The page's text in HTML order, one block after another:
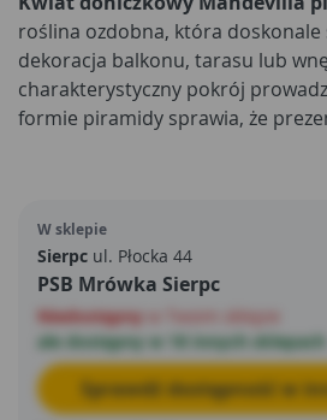
roślina ozdobna, która doskonale
dekoracja balkonu, tarasu lub
charakterystyczny pokrój
formie piramidy sprawia, że
elegancko i przyciąga uwagę. To
osób, które chcą wprowadzić do
W sklepie
Sierpc ul. Płocka 44
PSB Mrówka Sierpc
Niedostępny
ale dostępny w 18 innych sklepach
Sprawdź dostępność w